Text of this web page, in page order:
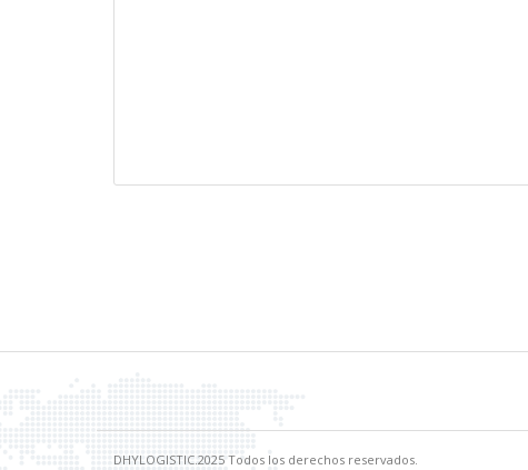
DHYLOGISTIC.2025 Todos los derechos reservados.